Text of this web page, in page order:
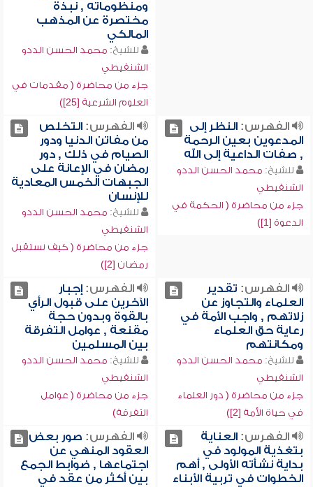
ومنظوماته , نبذة
مختصرة عن المذهب
المالكي
للشيخ: محمد الحسن الددو
الشنقيطي
جزء من محاضرة ( مقدمات في
العلوم الشرعية [25])
الفهرس:النظر إلى
المدعوين بعين الرحمة
, صفات الداعية إلى الله
للشيخ: محمد الحسن الددو
الشنقيطي
جزء من محاضرة ( الحكمة في
الدعوة [1])
الفهرس:التخلص
من مفاتن الدنيا ودور
الصيام في ذلك , دور
رمضان في الإعانة على
الجبهات الخمس المعادية
للإنسان
للشيخ: محمد الحسن الددو
الشنقيطي
جزء من محاضرة ( كيف نستقبل
رمضان [2])
الفهرس: تقدير
العلماء والتجاوز عن
زلاتهم , واجب الأمة في
رعاية حق العلماء
ومكانتهم
للشيخ: محمد الحسن الددو
الشنقيطي
جزء من محاضرة ( دور العلماء
في حياة الأمة [2])
الفهرس:إجبار
الآخرين على قبول الرأي
بالقوة وبدون حجة
مقنعة , عوامل التفرقة
بين المسلمين
للشيخ: محمد الحسن الددو
الشنقيطي
جزء من محاضرة ( عوامل
التفرقة)
الفهرس:العناية
بتغذية المولود في
بداية نشأته الأولى , أهم
الخطوات في تربية الأبناء
الفهرس: صور بعض
العقود المنهي عن
اجتماعها , ضوابط الجمع
بين أكثر من عقد في